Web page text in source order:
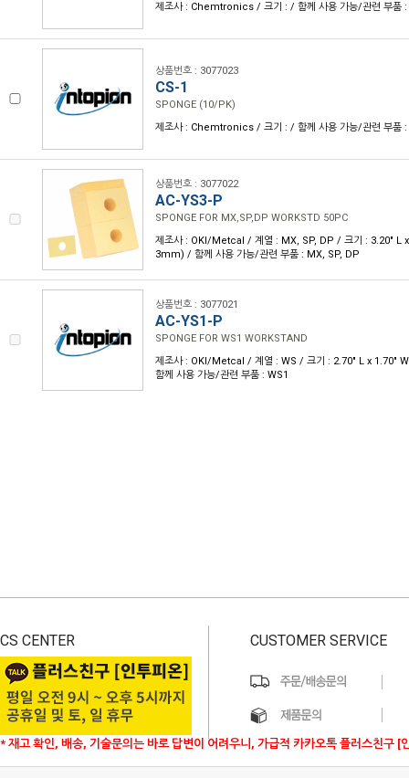
제조사 : Chemtronics / 크기 : / 함께 사용 가능/관련 부품 :
상품번호 : 3077023
CS-1
SPONGE (10/PK)
제조사 : Chemtronics / 크기 : / 함께 사용 가능/관련 부품 :
상품번호 : 3077022
AC-YS3-P
SPONGE FOR MX,SP,DP WORKSTD 50PC
제조사 : OKI/Metcal / 계열 : MX, SP, DP / 크기 : 3.20" L
3mm) / 함께 사용 가능/관련 부품 : MX, SP, DP
상품번호 : 3077021
AC-YS1-P
SPONGE FOR WS1 WORKSTAND
제조사 : OKI/Metcal / 계열 : WS / 크기 : 2.70" L x 1.70"
함께 사용 가능/관련 부품 : WS1
CS CENTER
* 재고 확인, 배송, 기술문의는 바로 답변이 어려우니, 가급적 카카오톡 플러스친구 [
CUSTOMER SERVICE